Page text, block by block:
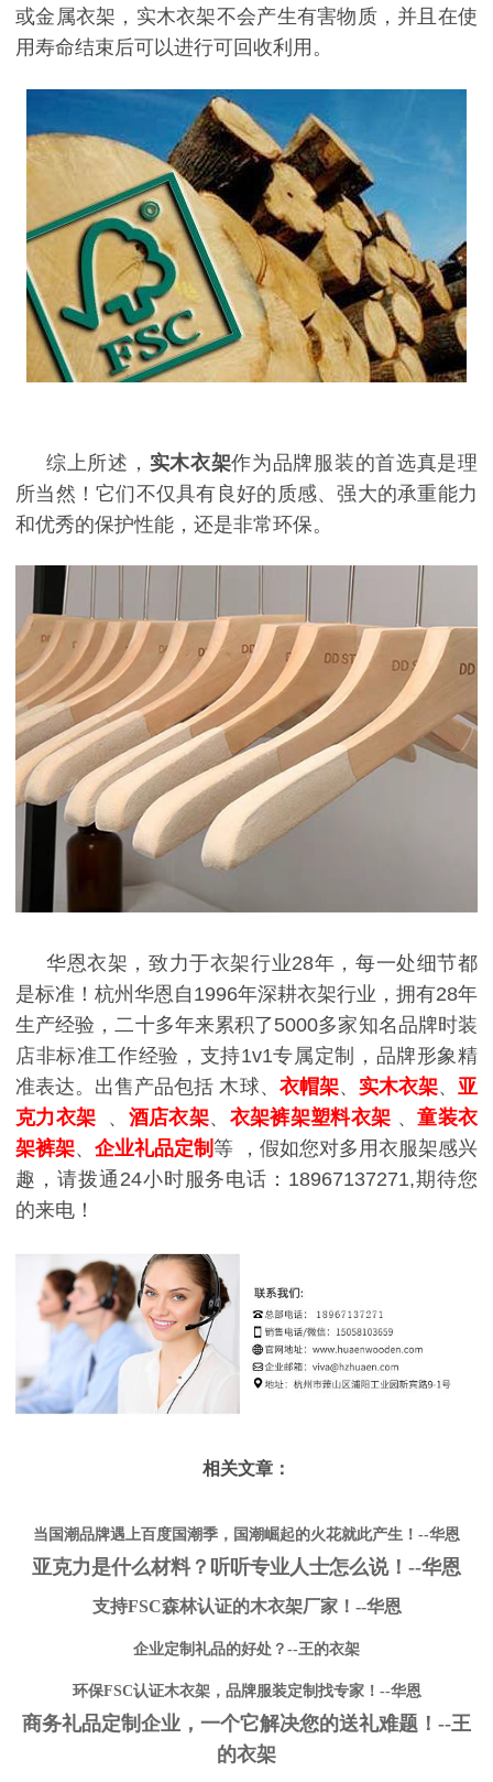
或金属衣架，实木衣架不会产生有害物质，并且在使
用寿命结束后可以进行可回收利用。
综上所述， 实木衣架作为品牌服装的首选真是理
所当然！它们不仅具有良好的质感、强大的承重能力
和优秀的保护性能，还是非常环保。
华恩衣架，致力于衣架行业28年，每一处细节都
是标准！ 杭州华恩自1996年深耕衣架行业，拥有28年
生产经验，二十多年来累积了5000多家知名品牌时装
店非标准工作经验，支持1v1专属定制，品牌形象精
准表达。出售产品包括 木球、 衣帽架、 实木衣架、 亚
克力衣架
、 酒店衣架、 衣架裤架塑料衣架 、童装衣
架裤架、企业礼品定制等 ，假如您对多用衣服架感兴
趣，请拨通24小时服务电话：18967137271,期待您
的来电！
相关文章：
当国潮品牌遇上百度国潮季，国潮崛起的火花就此产生！--华恩
亚克力是什么材料？听听专业人士怎么说！--华恩
支持FSC森林认证的木衣架厂家！--华恩
企业定制礼品的好处？--王的衣架
环保FSC认证木衣架，品牌服装定制找专家！--华恩
商务礼品定制企业，一个它解决您的送礼难题！--王
的衣架